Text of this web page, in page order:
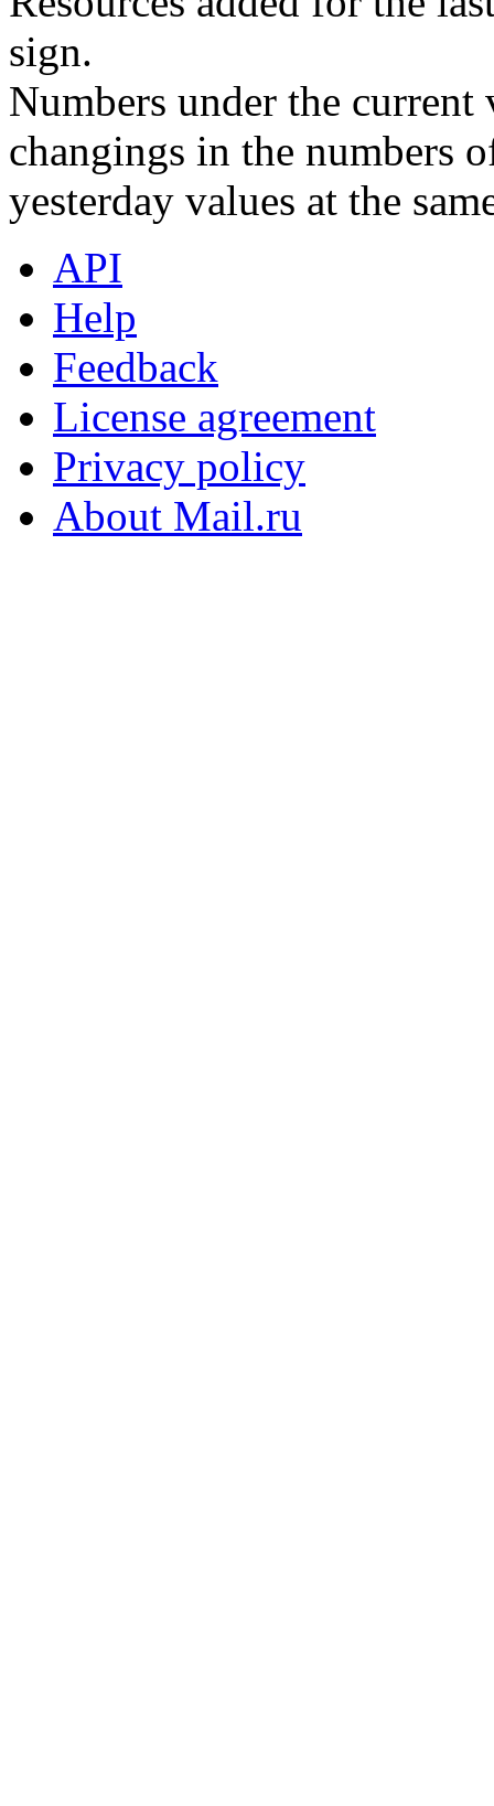
sign.
Numbers under the
changings in the numbers
yesterday values at the
API
Help
Feedback
License agreement
Privacy policy
About Mail.ru